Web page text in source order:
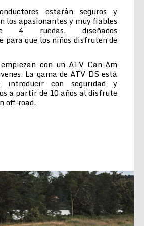
estarán seguros y
los apasionantes y muy fiables
4 ruedas, diseñados
para que los niños disfruten de
con un ATV Can-Am
La gama de ATV DS está
introducir con seguridad y
a partir de 10 años al disfrute
off-road.